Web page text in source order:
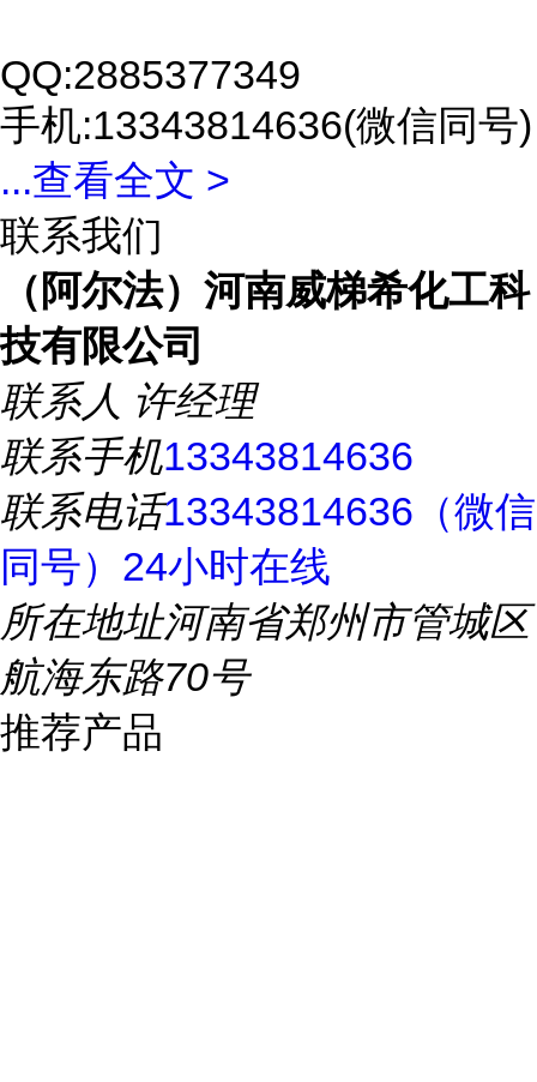
QQ:2885377349
手机:13343814636(微信同号)
...查看全文 >
联系我们
（阿尔法）河南威梯希化工科
技有限公司
联系人 许经理
联系手机13343814636
联系电话13343814636（微信
同号）24小时在线
所在地址河南省郑州市管城区
航海东路70号
推荐产品